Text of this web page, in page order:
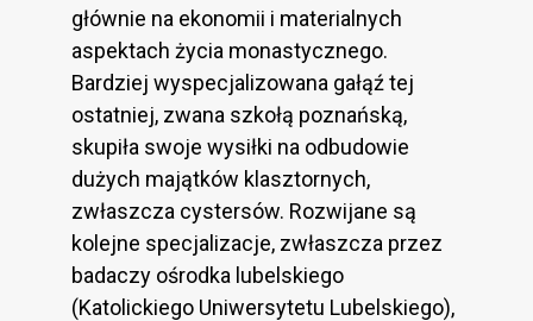
głównie na ekonomii i materialnych
aspektach życia monastycznego.
Bardziej wyspecjalizowana gałąź tej
ostatniej, zwana szkołą poznańską,
skupiła swoje wysiłki na odbudowie
dużych majątków klasztornych,
zwłaszcza cystersów. Rozwijane są
kolejne specjalizacje, zwłaszcza przez
badaczy ośrodka lubelskiego
(Katolickiego Uniwersytetu Lubelskiego),